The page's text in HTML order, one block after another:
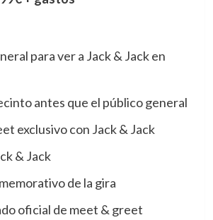
para ver a Jack & Jack en
antes que el público general
exclusivo con Jack & Jack
& Jack
de la gira
oficial de meet & greet